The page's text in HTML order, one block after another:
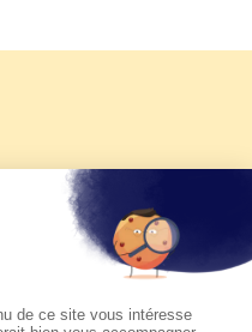
d'été 2026 de KTO
du pape Léon
à suivre sur KTO le